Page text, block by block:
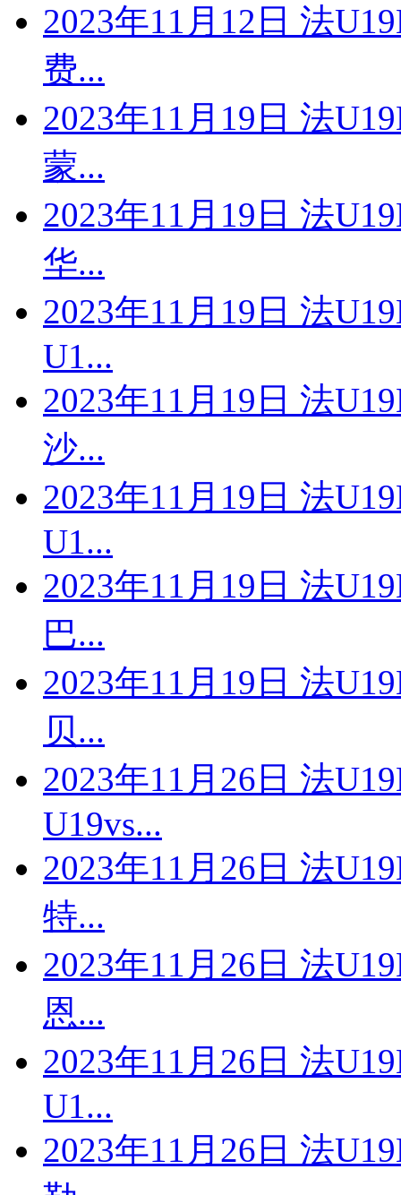
2023年11月12日 法
费...
2023年11月19日 法
蒙...
2023年11月19日 法
华...
2023年11月19日 法
U1...
2023年11月19日 法
沙...
2023年11月19日 法
U1...
2023年11月19日 法
巴...
2023年11月19日 法
贝...
2023年11月26日 法
U19vs...
2023年11月26日 法
特...
2023年11月26日 法
恩...
2023年11月26日 法
U1...
2023年11月26日 法